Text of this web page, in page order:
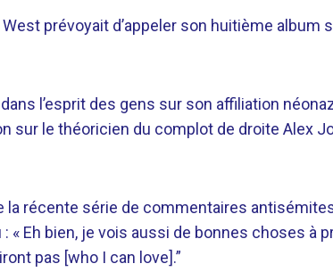
prévoyait d’appeler son huitième album
l’esprit des gens sur son affiliation
sur le théoricien du complot de droite Alex
la récente série de commentaires
« Eh bien, je vois aussi de bonnes choses à
pas [who I can love].”